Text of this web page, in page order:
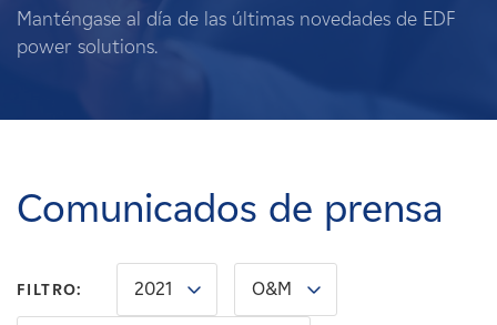
Terratenientes
Carreras
Noticias
Manténgase al día de las últimas novedades de EDF
power solutions.
Comunicados de prensa
FILTRO: 2021 O&M